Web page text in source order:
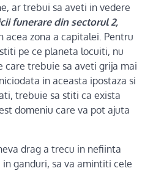
ar trebui sa aveti in vedere
funerare din sectorul 2,
zona a capitalei. Pentru
pe ce planeta locuiti, nu
care trebuie sa aveti grija mai
in aceasta ipostaza si
trebuie sa stiti ca exista
domeniu care va pot ajuta
drag a trecu in nefiinta
ganduri, sa va amintiti cele